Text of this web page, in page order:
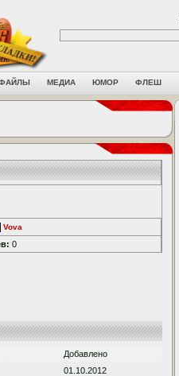
МЕДИА ЮМОР ФЛЕШ
Vova
0
Добавлено
01.10.2012